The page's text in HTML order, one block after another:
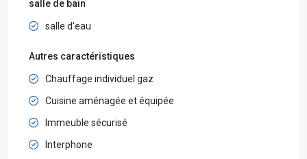
salle de bain
salle d'eau
Autres caractéristiques
Chauffage individuel gaz
Cuisine aménagée et équipée
Immeuble sécurisé
Interphone